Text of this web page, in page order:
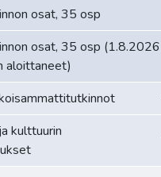
osat, 35 osp
osat, 35 osp (1.8.2026
aloittaneet)
kulttuurin